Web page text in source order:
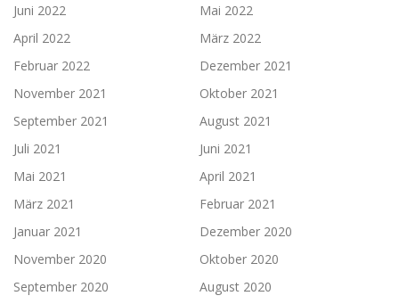
Juni 2022
Mai 2022
April 2022
März 2022
Februar 2022
Dezember 2021
November 2021
Oktober 2021
September 2021
August 2021
Juli 2021
Juni 2021
Mai 2021
April 2021
März 2021
Februar 2021
Januar 2021
Dezember 2020
November 2020
Oktober 2020
September 2020
August 2020